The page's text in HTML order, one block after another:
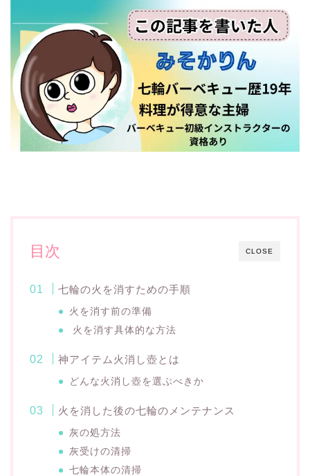
CLOSE
目次
七輪の火を消すための手順
火を消す前の準備
火を消す具体的な方法
神アイテム火消し壺とは
どんな火消し壺を選ぶべきか
火を消した後の七輪のメンテナンス
灰の処方法
灰受けの清掃
七輪本体の清掃